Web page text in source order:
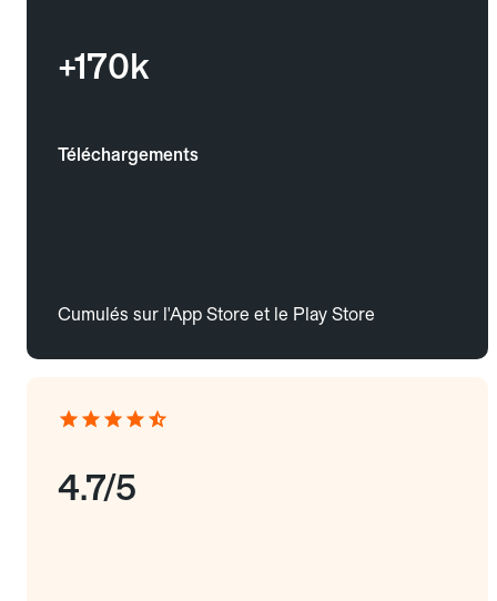
+170k
Téléchargements
Cumulés sur l'App Store et le Play Store
4.7/5